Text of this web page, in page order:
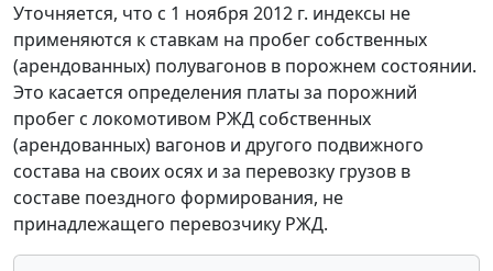
Уточняется, что с 1 ноября 2012 г. индексы не
применяются к ставкам на пробег собственных
(арендованных) полувагонов в порожнем состоянии.
Это касается определения платы за порожний
пробег с локомотивом РЖД собственных
(арендованных) вагонов и другого подвижного
состава на своих осях и за перевозку грузов в
составе поездного формирования, не
принадлежащего перевозчику РЖД.